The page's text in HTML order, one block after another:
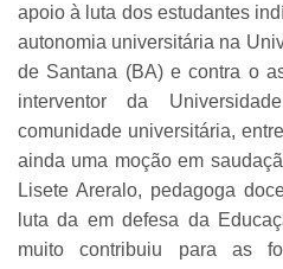
apoio à luta dos estudantes
autonomia universitária na
de Santana (BA) e contra o
interventor da
comunidade universitária,
ainda uma moção em
Lisete Areralo, pedagoga
luta da em defesa da
muito contribuiu para as